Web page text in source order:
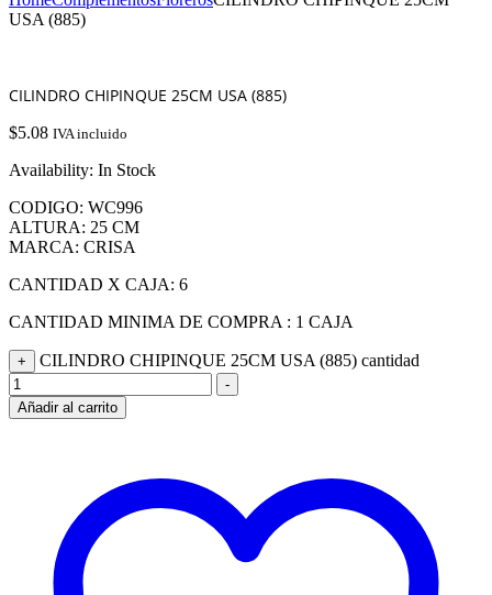
USA (885)
CILINDRO CHIPINQUE 25CM USA (885)
$5.08 IVA incluido
Availability: In Stock
CODIGO: WC996
ALTURA: 25 CM
MARCA: CRISA
CANTIDAD X CAJA: 6
CANTIDAD MINIMA DE COMPRA : 1 CAJA
+ CILINDRO CHIPINQUE 25CM USA (885) cantidad
-
Añadir al carrito